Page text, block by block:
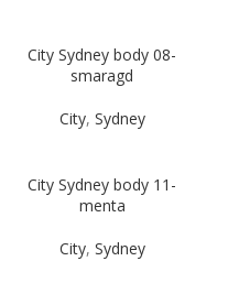
City Sydney body 08-
smaragd
City, Sydney
City Sydney body 11-
menta
City, Sydney